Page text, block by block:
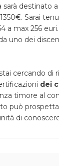
destinato
Sarai
a max 256
uno dei
cercando di
dei
timore al
può
di